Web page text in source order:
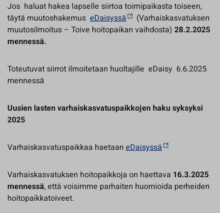
Jos haluat hakea lapselle siirtoa toimipaikasta toiseen,
täytä muutoshakemus eDaisyssä
(Varhaiskasvatuksen
muutosilmoitus – Toive hoitopaikan vaihdosta) 28.2.2025
mennessä.
Toteutuvat siirrot ilmoitetaan huoltajille eDaisy 6.6.2025
mennessä
Uusien lasten varhaiskasvatuspaikkojen haku syksyksi
2025
Varhaiskasvatuspaikkaa haetaan eDaisyssä
Varhaiskasvatuksen hoitopaikkoja on haettava 16.3.2025
mennessä, että voisimme parhaiten huomioida perheiden
hoitopaikkatoiveet.